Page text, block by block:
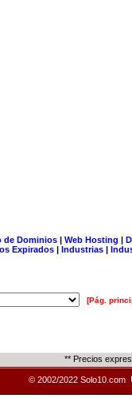
de Dominios| Web Hosting |
Expirados | Industrias |
[Pág.
** Precios
© 2002/2022 Solo10.com